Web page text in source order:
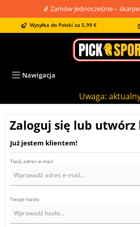
zawartości🧦 Zamów jednocześnie –
Wysyłka do Polski za 5,99 €
Uwaga:
Nawigacja
Zaloguj się lub utwórz
Już jestem klientem!
Twój adres e-mail
Twoje hasło